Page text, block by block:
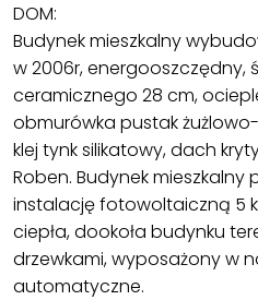
DOM:
Budynek mieszkalny
w 2006r, energooszczędny,
ceramicznego 28 cm,
obmurówka pustak
klej tynk silikatowy, dach
Roben. Budynek mieszkalny
instalację fotowoltaiczną 5
ciepła, dookoła budynku
drzewkami, wyposażony w
automatyczne.